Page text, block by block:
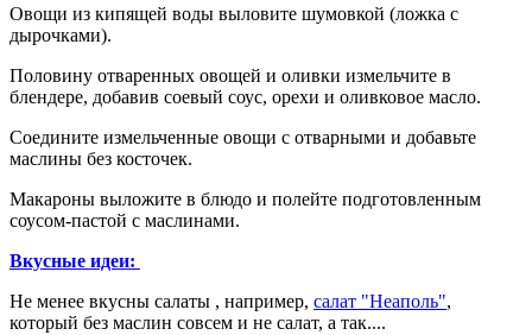
Овощи из кипящей воды выловите шумовкой (ложка с
дырочками).
Половину отваренных овощей и оливки измельчите в
блендере, добавив соевый соус, орехи и оливковое масло.
Соедините измельченные овощи с отварными и добавьте
маслины без косточек.
Макароны выложите в блюдо и полейте подготовленным
соусом-пастой с маслинами.
Вкусные идеи:
Не менее вкусны салаты , например, салат "Неаполь",
который без маслин совсем и не салат, а так....